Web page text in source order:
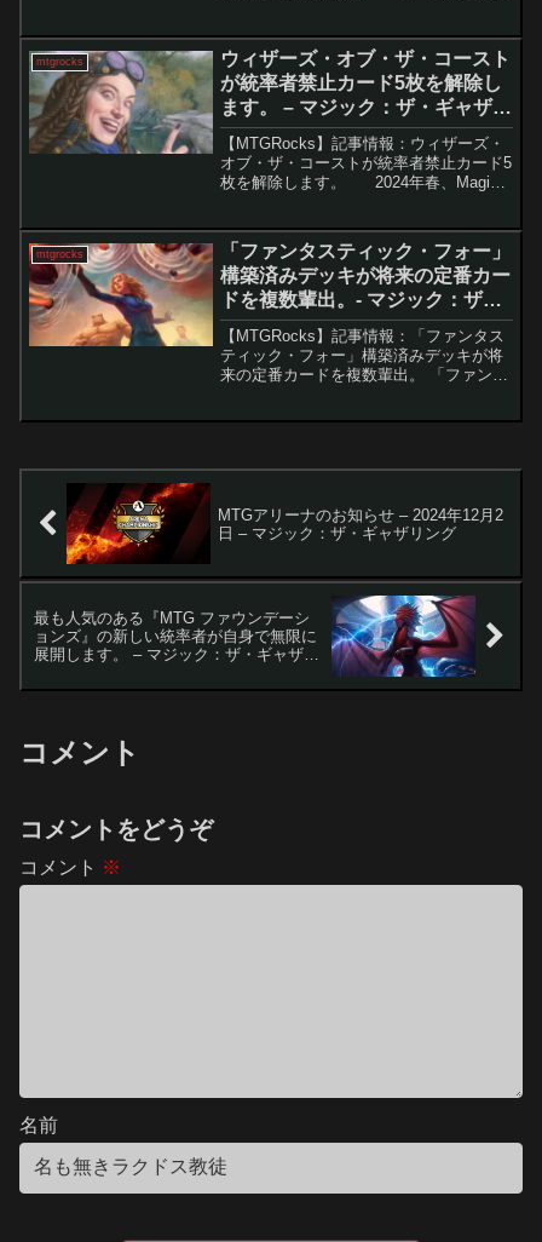
れやアップグレード候補カードが急速に
値上...
mtgrocks
ウィザーズ・オブ・ザ・コースト
が統率者禁止カード5枚を解除し
ます。 – マジック：ザ・ギャザリ
ング
【MTGRocks】記事情報：ウィザーズ・
オブ・ザ・コーストが統率者禁止カード5
枚を解除します。 2024年春、Magic:
から解除されまし...
mtgrocks
「ファンタスティック・フォー」
構築済みデッキが将来の定番カー
ドを複数輩出。- マジック：ザ・
ギャザリング
【MTGRocks】記事情報：「ファンタス
ティック・フォー」構築済みデッキが将
来の定番カードを複数輩出。 「ファンタ
MTGアリーナのお知らせ – 2024年12月2
日 – マジック：ザ・ギャザリング
最も人気のある『MTG ファウンデーシ
ョンズ』の新しい統率者が自身で無限に
展開します。 – マジック：ザ・ギャザリ
コメント
コメントをどうぞ
コメント ※
名前